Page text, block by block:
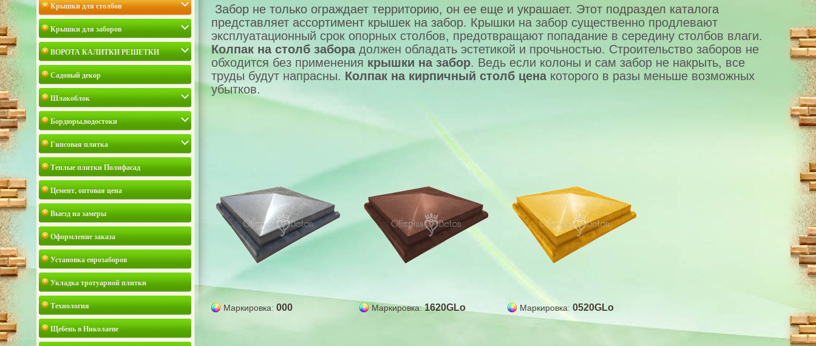
Крышки для столбов
Крышки для заборов
ВОРОТА КАЛИТКИ РЕШЕТКИ
Садовый декор
Шлакоблок
Бордюры,водостоки
Гипсовая плитка
Теплые плитки Полифасад
Цемент, оптовая цена
Выезд на замеры
Оформление заказа
Установка еврозаборов
Укладка тротуарной плитки
Технология
Щебень в Николаеве
Забор не только ограждает территорию, он ее еще и украшает. Этот подраздел каталога
представляет ассортимент крышек на забор. Крышки на забор существенно продлевают
эксплуатационный срок опорных столбов, предотвращают попадание в середину столбов влаги.
Колпак на столб заборадолжен обладать эстетикой и прочьностью. Строительство заборов не
обходится без применения крышки на забор. Ведь если колоны и сам забор не накрыть, все
труды будут напрасны. Колпак на кирпичный столб ценакоторого в разы меньше возможных
убытков.
Маркировка: 000 Маркировка:1620GLo Маркировка: 0520GLo